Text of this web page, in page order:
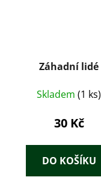
Záhadní lidé
Skladem (1 ks)
30 Kč
DO KOŠÍKU